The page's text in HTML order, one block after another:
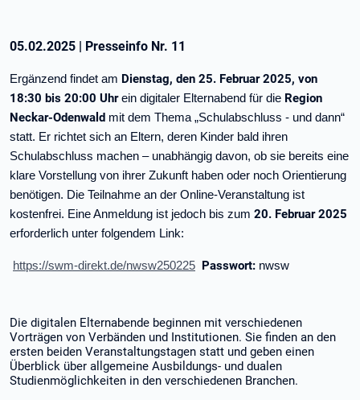
05.02.2025 | Presseinfo Nr. 11
Ergänzend findet am Dienstag, den 25. Februar 2025, von
18:30 bis 20:00 Uhrein digitaler Elternabend für die Region
Neckar-Odenwald mit dem Thema „Schulabschluss - und dann“
statt. Er richtet sich an Eltern, deren Kinder bald ihren
Schulabschluss machen – unabhängig davon, ob sie bereits eine
klare Vorstellung von ihrer Zukunft haben oder noch Orientierung
benötigen. Die Teilnahme an der Online-Veranstaltung ist
kostenfrei. Eine Anmeldung ist jedoch bis zum 20. Februar 2025
erforderlich unter folgendem Link:
https://swm-direkt.de/nwsw250225 Passwort: nwsw
Die digitalen Elternabende beginnen mit verschiedenen
Vorträgen von Verbänden und Institutionen. Sie finden an den
ersten beiden Veranstaltungstagen statt und geben einen
Überblick über allgemeine Ausbildungs- und dualen
Studienmöglichkeiten in den verschiedenen Branchen.